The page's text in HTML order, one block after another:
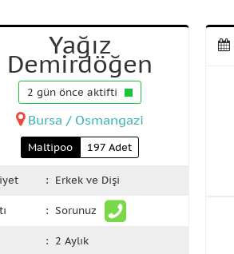
Yağız
Demirdöğen
2 gün önce aktifti
Bursa / Osmangazi
Maltipoo 197 Adet
: Erkek ve Dişi
: Sorunuz
: 2 Aylık